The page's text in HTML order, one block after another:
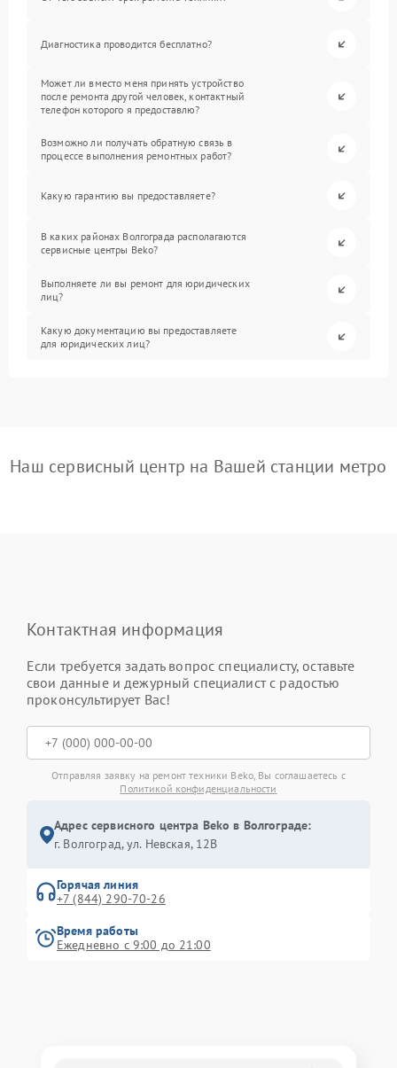
Диагностика проводится бесплатно?
Может ли вместо меня принять устройство
после ремонта другой человек, контактный
телефон которого я предоставлю?
Возможно ли получать обратную связь в
процессе выполнения ремонтных работ?
Какую гарантию вы предоставляете?
В каких районах Волгограда располагаются
сервисные центры Beko?
Выполняете ли вы ремонт для юридических
лиц?
Какую документацию вы предоставляете
для юридических лиц?
Наш сервисный центр на Вашей станции метро
Контактная информация
Если требуется задать вопрос специалисту, оставьте
свои данные и дежурный специалист с радостью
проконсультирует Вас!
Отправляя заявку на ремонт техники Beko, Вы соглашаетесь с
Политикой конфиденциальности
Адрес сервисного центра Beko в Волгограде:
г. Волгоград, ул. Невская, 12В
Горячая линия
+7 (844) 290-70-26
Время работы
Ежедневно с 9:00 до 21:00